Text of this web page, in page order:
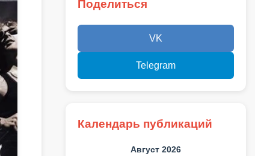
Поделиться
VK
Telegram
Календарь публикаций
Август 2026